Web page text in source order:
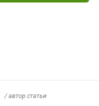
/ автор статьи